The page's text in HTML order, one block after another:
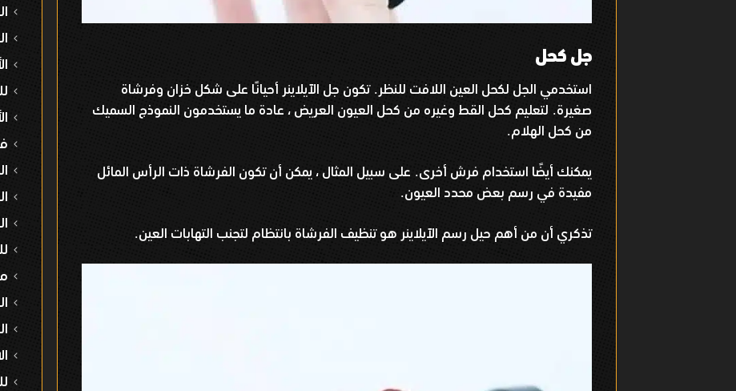
جل كحل
استخدمي الجل لكحل العين اللافت للنظر .تكون جل الآيلاينر أحيانًا على شكل خزان وفرشاة
صغيرة. لتعليم كحل القط وغيره من كحل العيون العريض ، عادة ما يستخدمون النموذج السميك
من كحل الهلام.
يمكنك أيضًا استخدام فرش أخرى. على سبيل المثال ، يمكن أن تكون الفرشاة ذات الرأس المائل
مفيدة في رسم بعض محدد العيون.
تذكري أن من أهم حيل رسم الآيلاينر هو تنظيف الفرشاة بانتظام لتجنب التهابات العين.